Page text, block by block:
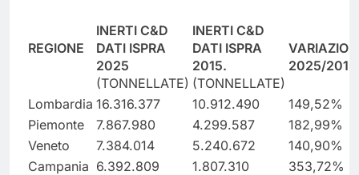
REGIONE
INERTI C&D
DATI ISPRA
2025
(TONNELLATE)
INERTI C&D
DATI ISPRA
2015.
(TONNELLATE)
2025/2015
Lombardia 16.316.377 10.912.490
149,52%
Piemonte
7.867.980 4.299.587
182,99%
Veneto
7.384.014 5.240.672
140,90%
Campania 6.392.809 1.807.310
353,72%